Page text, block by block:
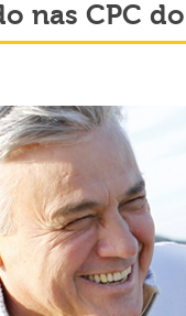
nas CPC